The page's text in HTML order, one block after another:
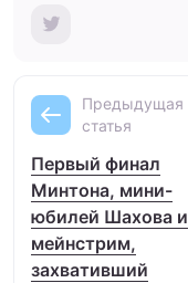
Предыдущая
статья
Первый финал
Минтона, мини-
юбилей Шахова и
мейнстрим,
захвативший